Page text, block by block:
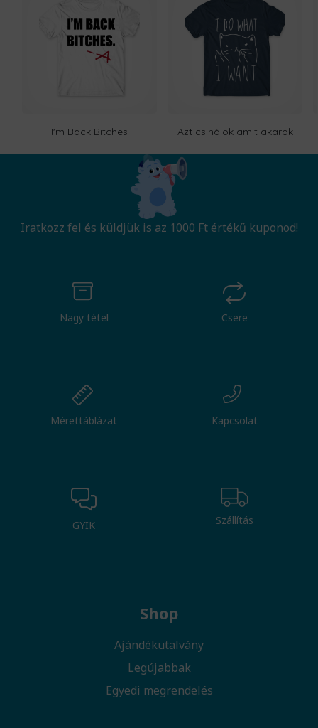
I'm Back Bitches Azt csinálok amit akarok
Iratkozz fel és küldjük is az 1000 Ft értékű kuponod!
Nagy tétel Csere
Mérettáblázat Kapcsolat
GYIK Szállítás
Shop
Ajándékutalvány
Legújabbak
Egyedi megrendelés